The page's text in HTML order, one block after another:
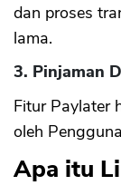
dan proses
lama.
3. Pinjaman
Fitur Paylater
oleh
Apa itu